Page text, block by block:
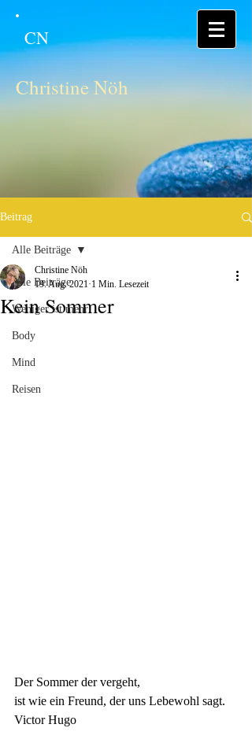
CN
Christine Nöh
Beitrag
Alle Beiträge
Weniger ist mehr
Body
Mind
Reisen
Alle Beiträge
Kein Sommer
Christine Nöh
19. Aug. 2021 1 Min. Lesezeit
Der Sommer der vergeht,
ist wie ein Freund, der uns Lebewohl sagt.
Victor Hugo